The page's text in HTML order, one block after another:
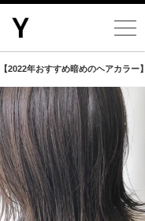
【2022年おすすめ暗めのヘアカラ